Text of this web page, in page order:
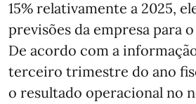
15% relativamente a 2025,
previsões da empresa para
De acordo com a
terceiro trimestre do ano
o resultado operacional no